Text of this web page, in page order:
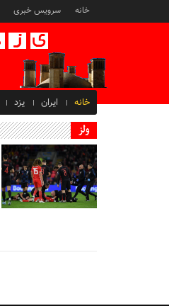
خانه سرویس خبری
خانه ایران یزد
ولز
22 Mehr 1398 - 17:09